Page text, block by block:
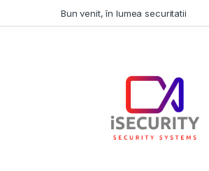
Bun venit, în lumea securitatii